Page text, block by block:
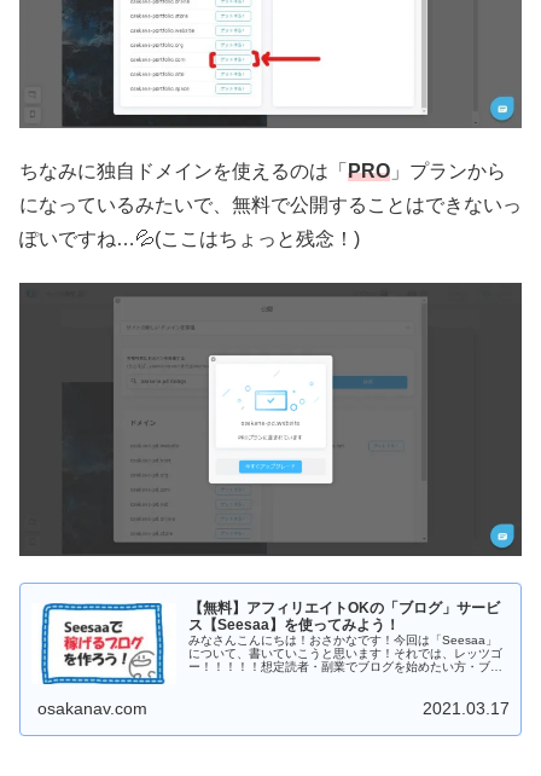
ちなみに独自ドメインを使えるのは「 PRO 」プランから
になっているみたいで、無料で公開することはできないっ
ぽいですね…💦(ここはちょっと残念！)
【無料】アフィリエイトOKの「ブログ」サービ
ス【Seesaa】を使ってみよう！
みなさんこんにちは！おさかなです！今回は「Seesaa」
について、書いていこうと思います！それでは、レッツゴ
ー！！！！！想定読者・副業でブログを始めたい方・ブロ
osakanav.com 2021.03.17